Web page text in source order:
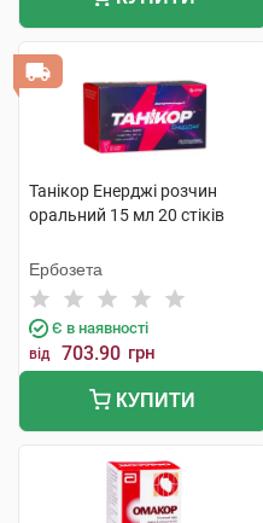
Танікор Енерджі розчин
оральний 15 мл 20 стіків
Ербозета
Є в наявності
від 703.90 грн
КУПИТИ